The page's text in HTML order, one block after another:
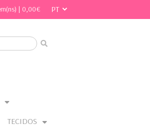
| 0,00€
TECIDOS